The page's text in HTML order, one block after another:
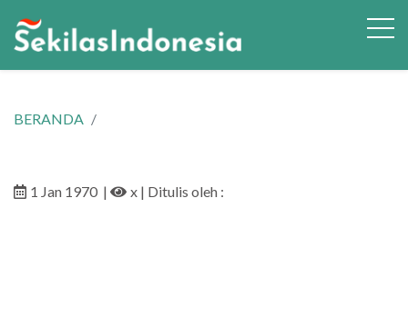
BERANDA
1 Jan 1970 | x | Ditulis oleh :